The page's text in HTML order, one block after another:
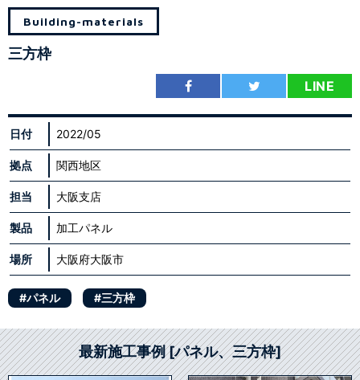
Building-materials
三方枠
LINE
日付 2022/05
拠点 関西地区
担当 大阪支店
製品 加工パネル
場所 大阪府大阪市
#パネル #三方枠
最新施工事例 [パネル、三方枠]